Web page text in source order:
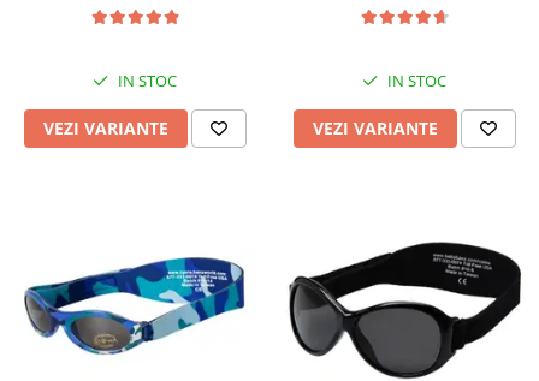
IN STOC
VEZI VARIANTE
IN STOC
VEZI VARIANTE